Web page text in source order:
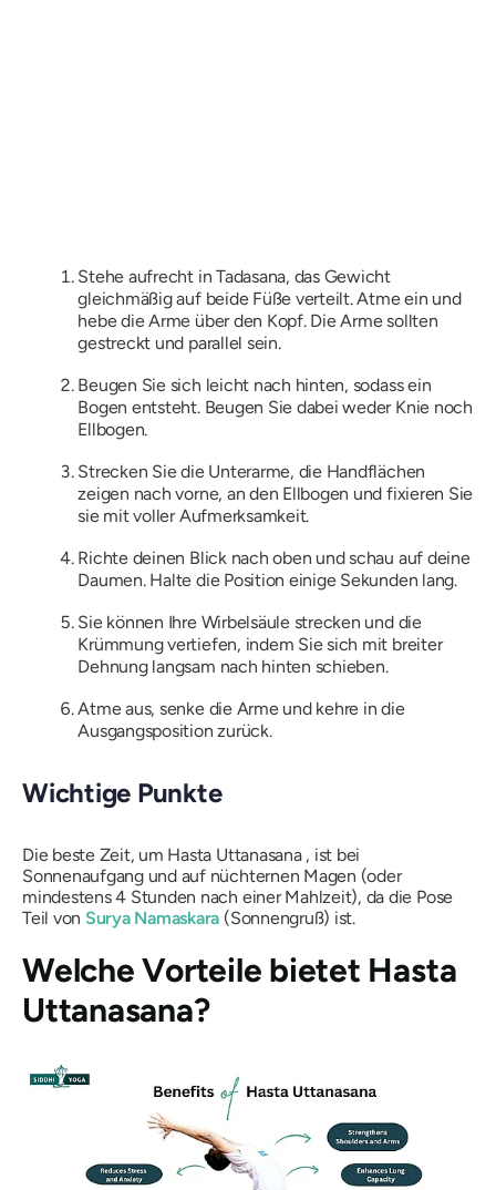
Stehe aufrecht in Tadasana, das Gewicht
gleichmäßig auf beide Füße verteilt. Atme ein und
hebe die Arme über den Kopf. Die Arme sollten
gestreckt und parallel sein.
Beugen Sie sich leicht nach hinten, sodass ein
Bogen entsteht. Beugen Sie dabei weder Knie noch
Ellbogen.
Strecken Sie die Unterarme, die Handflächen
zeigen nach vorne, an den Ellbogen und fixieren Sie
sie mit voller Aufmerksamkeit.
Richte deinen Blick nach oben und schau auf deine
Daumen. Halte die Position einige Sekunden lang.
Sie können Ihre Wirbelsäule strecken und die
Krümmung vertiefen, indem Sie sich mit breiter
Dehnung langsam nach hinten schieben.
Atme aus, senke die Arme und kehre in die
Ausgangsposition zurück.
Wichtige Punkte
Die beste Zeit, um Hasta Uttanasana, ist bei
Sonnenaufgang und auf nüchternen Magen (oder
mindestens 4 Stunden nach einer Mahlzeit), da die Pose
Teil von Surya Namaskara (Sonnengruß) ist.
Welche Vorteile bietet Hasta
Uttanasana?